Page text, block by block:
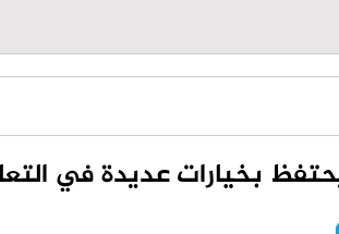
بخيارات عديدة في